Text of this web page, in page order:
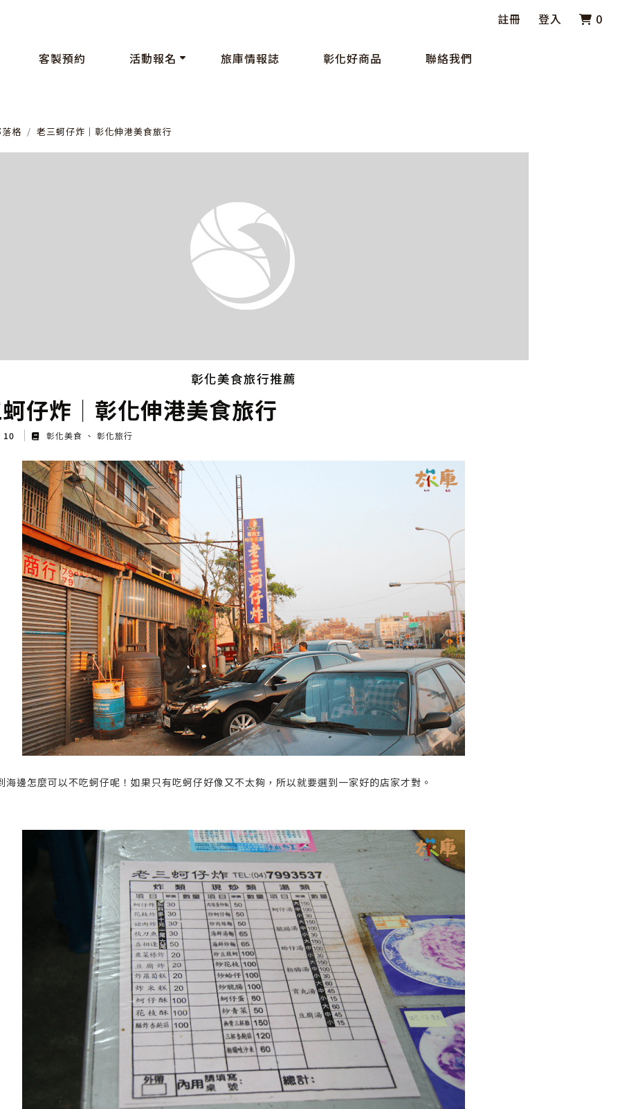
註冊 登入 0
客製預約 活動報名 旅庫情報誌 彰化好商品 聯絡我們
格 老三蚵仔炸│彰化伸港美食旅行
彰化美食旅行推薦
仔炸│彰化伸港美食旅行
10 彰化美食 彰化旅行
海邊怎麼可以不吃蚵仔呢！如果只有吃蚵仔好像又不太夠，所以就要選到一家好的店家才對。